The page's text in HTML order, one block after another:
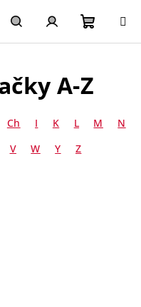
HledatPřihlášení
košík
A-Z
Ch I K L M
N
V W Y Z